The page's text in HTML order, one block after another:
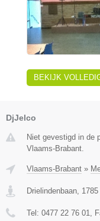
BEKIJK
DjJelco
Niet gevestigd in de
Vlaams-Brabant.
Vlaams-Brabant »
Drielindenbaan 1785
Tel: 0477 22 76 01 ,